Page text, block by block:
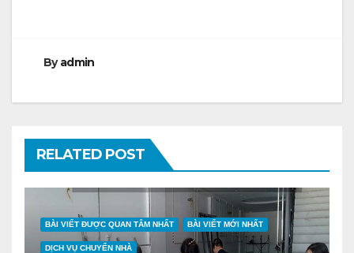
Byadmin
RELATED POST
BÀI VIẾT ĐƯỢC QUAN TÂM NHẤT BÀI VIẾT MỚI NHẤT
DỊCH VỤ CHUYỂN NHÀ